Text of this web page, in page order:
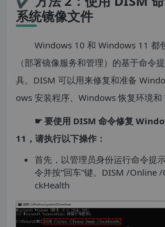
系统镜像文件
Windows 10 和 Windows 11 都
（部署镜像服务和管理）的基于命令
具。DISM 可以用来修复和准备
ows 安装程序、Windows 恢复环境和
☛ 要使用 DISM 命令修复
11，请执行以下操作：
首先，以管理员身份运行命令提
令并按“回车”键。DISM /Online
ckHealth